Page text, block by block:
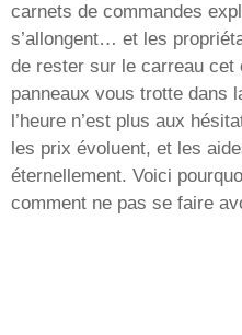
carnets de commandes
s’allongent… et les
de rester sur le carreau cet
panneaux vous trotte dans
l’heure n’est plus aux
les prix évoluent, et les
éternellement. Voici
comment ne pas se faire